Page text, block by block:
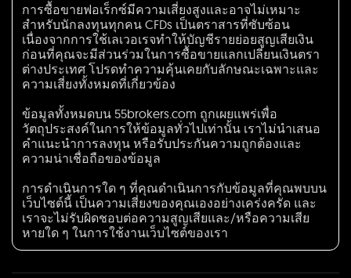
การซื้อขายฟอเร็กซ์มีความเสี่ยงสูงและอาจไม่เหมาะ
สำหรับนักลงทุนทุกคน CFDs เป็นตราสารที่ซับซ้อน
เนื่องจากการใช้เลเวอเรจทำให้บัญชีรายย่อยสูญเสียเงิน
ก่อนที่คุณจะมีส่วนร่วมในการซื้อขายแลกเปลี่ยนเงินตรา
ต่างประเทศ โปรดทำความคุ้นเคยกับลักษณะเฉพาะและ
ความเสี่ยงทั้งหมดที่เกี่ยวข้อง
ข้อมูลทั้งหมดบน 55brokers.com ถูกเผยแพร่เพื่อ
วัตถุประสงค์ในการให้ข้อมูลทั่วไปเท่านั้น เราไม่นำเสนอ
คำแนะนำการลงทุน หรือรับประกันความถูกต้องและ
ความน่าเชื่อถือของข้อมูล
การดำเนินการใด ๆ ที่คุณดำเนินการกับข้อมูลที่คุณพบบน
เว็บไซต์นี้ เป็นความเสี่ยงของคุณเองอย่างเคร่งครัด และ
เราจะไม่รับผิดชอบต่อความสูญเสียและ/หรือความเสีย
หายใด ๆ ในการใช้งานเว็บไซต์ของเรา